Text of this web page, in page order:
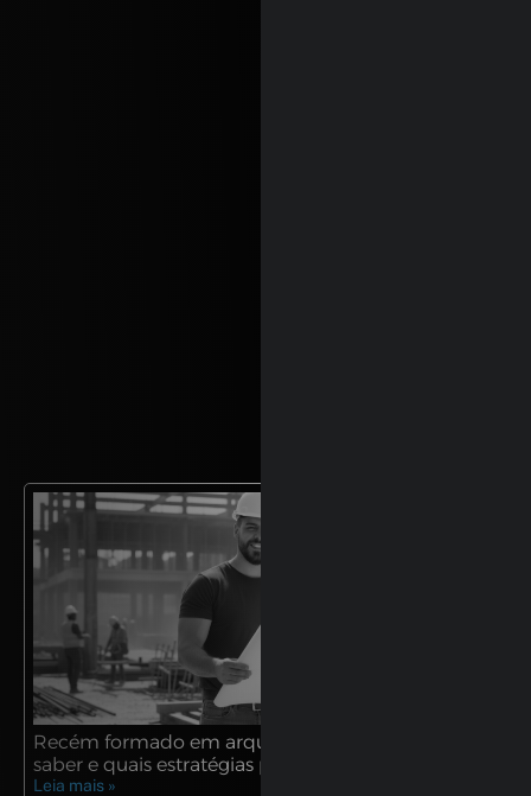
Recém formado em arquitetura: e agora? O que
saber e quais estratégias para iniciar a carreira?
Leia mais »